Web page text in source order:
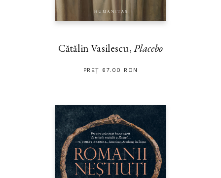
Cătălin Vasilescu,Placebo
PREȚ 67.00 RON